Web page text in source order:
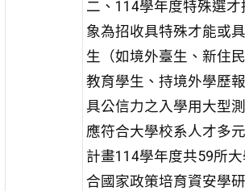
二、114學年度特殊選
象為招收具特殊才能或
生（如境外臺生、新住
教育學生、持境外學歷
具公信力之入學用大型
應符合大學校系人才多
計畫114學年度共59所
合國家政策培育資安學